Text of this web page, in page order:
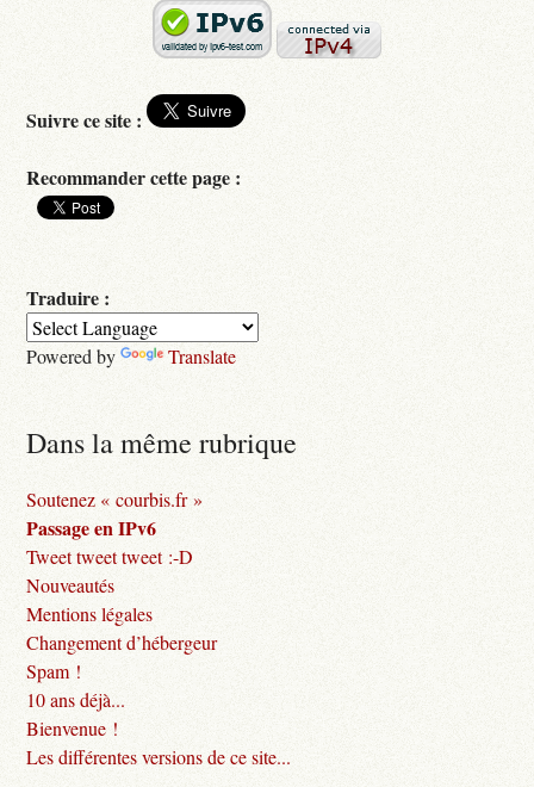
Suivre ce site :
Recommander cette page :
Traduire :
Powered by Translate
Dans la même rubrique
Soutenez « courbis.fr »
Passage en IPv6
Tweet tweet tweet :-D
Nouveautés
Mentions légales
Changement d’hébergeur
Spam !
10 ans déjà...
Bienvenue !
Les différentes versions de ce site...